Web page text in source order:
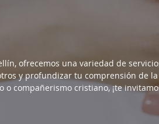
ofrecemos una variedad de
y profundizar tu comprensión de
o compañerismo cristiano, ¡te